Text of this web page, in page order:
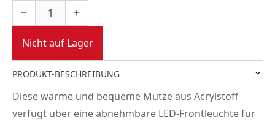
Nicht auf Lager
PRODUKT-BESCHREIBUNG
Diese warme und bequeme Mütze aus Acrylstoff
verfügt über eine abnehmbare LED-Frontleuchte für